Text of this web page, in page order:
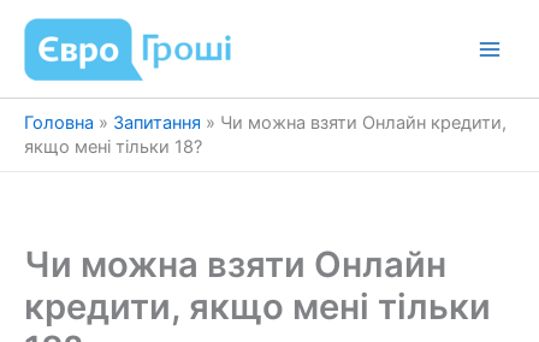
Перейти
вмісту
Головна » Запитання » Чи можна взяти Онлайн кредити,
якщо мені тільки 18?
Чи можна взяти Онлайн
кредити, якщо мені тільки